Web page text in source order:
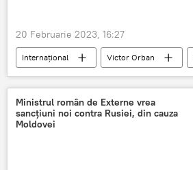
20 Februarie 2023, 16:27
Internațional Victor Orban
sancțiuni
inamic
Ministrul român de Externe vrea
sancțiuni noi contra Rusiei, din cauza
Moldovei